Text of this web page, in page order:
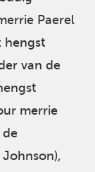
Paerel
hengst
van de
merrie
de